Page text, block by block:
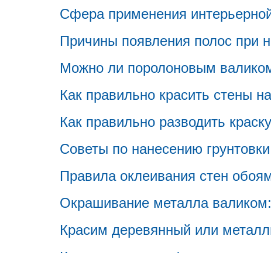
Сфера применения
Причины появления полос при
Можно ли поролоновым
Как правильно красить стены
Как правильно разводить
Советы по нанесению
Правила оклеивания стен
Окрашивание металла
Красим деревянный или